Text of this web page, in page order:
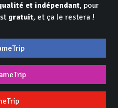
et indépendant, pour
gratuit, et ça le restera !